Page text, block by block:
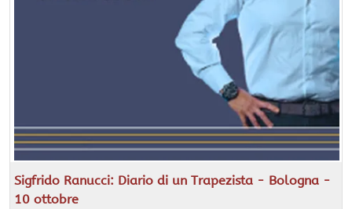
Sigfrido Ranucci: Diario di un Trapezista - Bologna -
10 ottobre